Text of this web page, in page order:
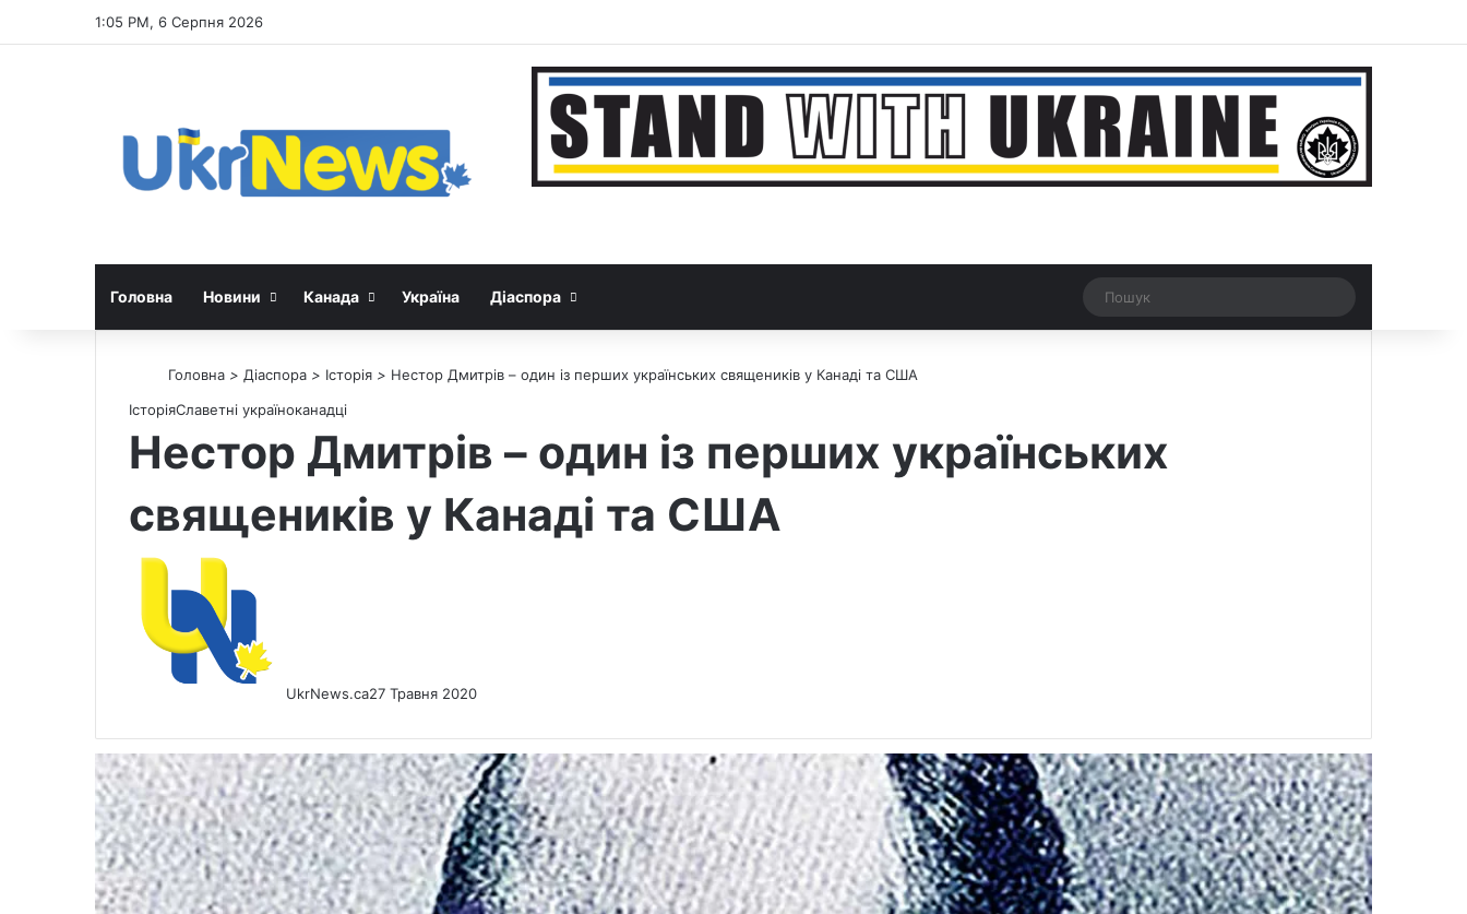
1:05 PM, 6 Серпня 2026
Google News
Threads
Головна Новини Канада Україна Діаспора Рандомна новина
Switch skin
Головна > Діаспора > Історія > Нестор Дмитрів – один із перших українських священиків у Канаді та США
ІсторіяСлаветні україноканадці
Нестор Дмитрів – один із перших українських
священиків у Канаді та США
UkrNews.ca27 Травня 2020